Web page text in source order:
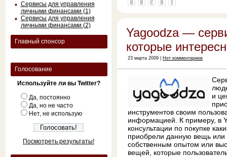
Сервисы для управления
личными финансами (1)
Сервисы для управления
личными финансами (2)
Главный спонсор
Голосование
Используйте ли вы Twitter?
Да, постоянно
Да, но не часто
Нет, не использую
Посмотреть результаты!
Yagoodza —
которые
23 марта 2009 | Нет комментариев
и
инструментов своим
информацией. К примеру, в
консультации по покупке
приобрели данную вещь
собственным опытом или
вещей, которые